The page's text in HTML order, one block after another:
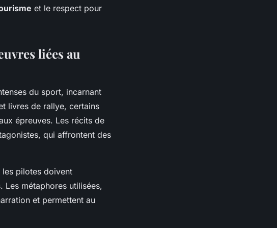
et le respect pour
liées au
du sport, incarnant
livres de rallye, certains
épreuves. Les récits de
qui affrontent des
les pilotes doivent
Les métaphores utilisées,
et permettent au